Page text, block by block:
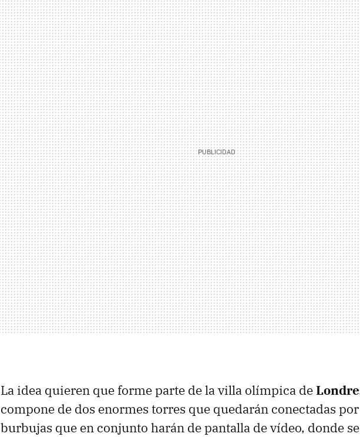
La idea quieren que forme parte de la villa olímpica de
compone de dos enormes torres que quedarán conectadas
burbujas que en conjunto harán de pantalla de vídeo, donde